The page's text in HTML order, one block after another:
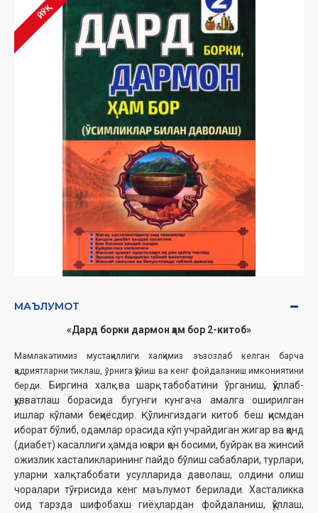
ЙЎҚ
МАЪЛУМОТ
«Дард борки дармон ҳам бор 2-китоб»‎‎
Мамлакатимиз мустақиллиги халқимиз эъзозлаб келган барча
қадриятларни тиклаш, ўрнига қўйиш ва кенг фойдаланиш имкониятини
берди.
Биргина халқ ва шарқ табобатини ўрганиш, қўллаб-
қувватлаш борасида бугунги кунгача амалга оширилган
ишлар кўлами беқиёсдир. Қўлингиздаги китоб беш қисмдан
иборат бўлиб, одамлар орасида кўп учрайдиган жигар ва қанд
(диабет) касаллиги ҳамда юқори қон босими, буйрак ва жинсий
ожизлик хасталикларининг пайдо бўлиш сабаблари, турлари,
уларни халқ табобати усулларида даволаш, олдини олиш
чоралари тўғрисида кенг маълумот берилади. Хасталикка
оид тарзда шифобахш гиёҳлардан фойдаланиш, қўллаш,